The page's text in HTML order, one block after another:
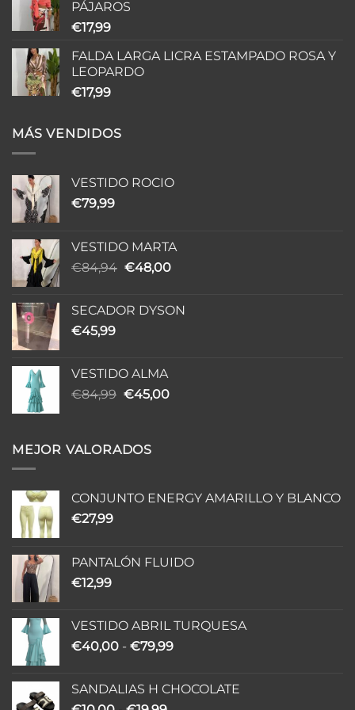
PÁJAROS
€17,99
FALDA LARGA LICRA ESTAMPADO ROSA Y
LEOPARDO
€17,99
MÁS VENDIDOS
VESTIDO ROCIO
€79,99
VESTIDO MARTA
€84,94 El
era:
€48,00El
es:
SECADOR DYSON
€45,99
VESTIDO ALMA
€84,99 El
era:
€45,00El
MEJOR VALORADOS
CONJUNTO ENERGY AMARILLO Y BLANCO
€27,99
PANTALÓN FLUIDO
€12,99
VESTIDO ABRIL TURQUESA
€40,00 - €79,99Rango
desde
SANDALIAS H CHOCOLATE